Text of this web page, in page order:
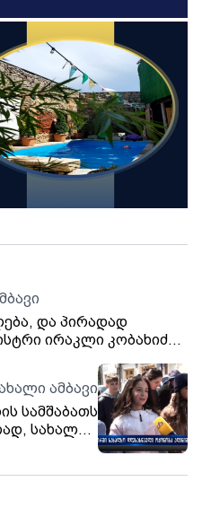
და პირადად
ირაკლი კობახიძე
"თრიალეთს»!
ამბავი
სამშაბათს
სახალხო